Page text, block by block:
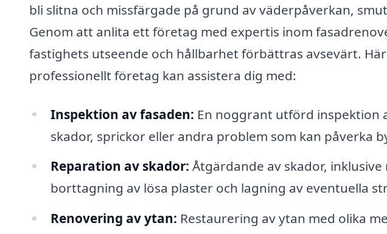
bli slitna och missfärgade på grund av väderpåverkan,
Genom att anlita ett företag med expertis inom
fastighets utseende och hållbarhet förbättras avsevärt.
professionellt företag kan assistera dig med:
Inspektion av fasaden: En noggrant utförd inspektion
skador, sprickor eller andra problem som kan påverka
Reparation av skador: Åtgärdande av skador,
borttagning av lösa plaster och lagning av eventuella
Renovering av ytan: Restaurering av ytan med olika